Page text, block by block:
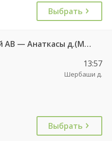
Выбрать
Чебоксары Пригородный АВ — Анаткасы д.(Моргаушский район) 609а
13:57
Шербаши д.
Выбрать